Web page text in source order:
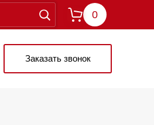
0
Заказать звонок